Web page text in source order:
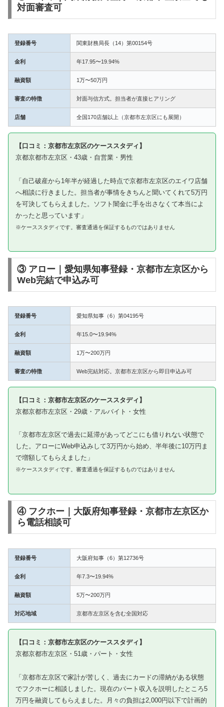
対面審査可
登録番号 関東財務局長（14）第00154号
金利 年17.95〜19.94%
融資額 1万〜50万円
審査の特徴 対面与信方式。担当者が直接ヒアリング
店舗 全国170店舗以上（京都市左京区にも展開）
【口コミ：京都市左京区のケーススタディ】
京都京都市左京区・43歳・自営業・男性
「自己破産から1年半が経過した時点で京都市左京区のエイワ店舗
へ相談に行きました。担当者が事情をきちんと聞いてくれて5万円
を可決してもらえました。ソフト闇金に手を出さなくて本当によ
かったと思っています」
※ケーススタディです。審査通過を保証するものではありません
③ アロー｜愛知県知事登録・京都市左京区から
Web完結で申込み可
登録番号 愛知県知事（6）第04195号
金利 年15.0〜19.94%
融資額 1万〜200万円
審査の特徴 Web完結対応。京都市左京区から即日申込み可
【口コミ：京都市左京区のケーススタディ】
京都京都市左京区・29歳・アルバイト・女性
「京都市左京区で過去に延滞があってどこにも借りれない状態で
した。アローにWeb申込みして3万円から始め、半年後に10万円ま
で増額してもらえました」
※ケーススタディです。審査通過を保証するものではありません
④ フクホー｜大阪府知事登録・京都市左京区か
ら電話相談可
登録番号 大阪府知事（6）第12736号
金利 年7.3〜19.94%
融資額 5万〜200万円
対応地域 京都市左京区を含む全国対応
【口コミ：京都市左京区のケーススタディ】
京都京都市左京区・51歳・パート・女性
「京都市左京区で家計が苦しく、過去にカードの滞納がある状態
でフクホーに相談しました。現在のパート収入を説明したところ5
万円を融資してもらえました。月々の負担は2,000円以下で計画的